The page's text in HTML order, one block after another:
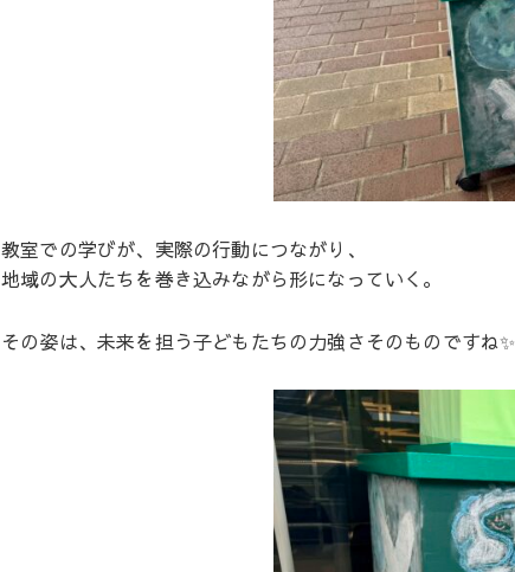
教室での学びが、実際の行動につながり、
地域の大人たちを巻き込みながら形になっていく。
その姿は、未来を担う子どもたちの力強さそのものですね✨